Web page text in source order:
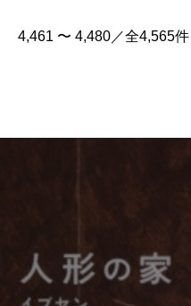
4,461 〜 4,480／全4,565件